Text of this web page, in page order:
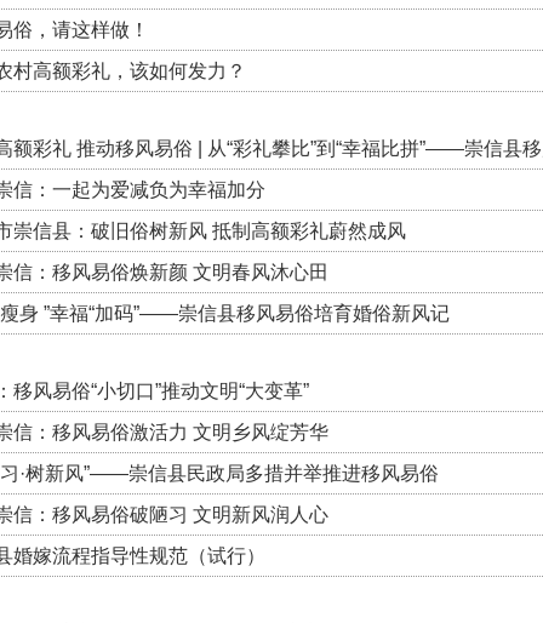
俗，请这样做！
村高额彩礼，该如何发力？
额彩礼 推动移风易俗 | 从“彩礼攀比”到“幸福比拼”——崇信县
信：一起为爱减负为幸福加分
崇信县：破旧俗树新风 抵制高额彩礼蔚然成风
信：移风易俗焕新颜 文明春风沐心田
瘦身 ”幸福“加码”——崇信县移风易俗培育婚俗新风记
移风易俗“小切口”推动文明“大变革”
信：移风易俗激活力 文明乡风绽芳华
习·树新风”——崇信县民政局多措并举推进移风易俗
信：移风易俗破陋习 文明新风润人心
婚嫁流程指导性规范（试行）